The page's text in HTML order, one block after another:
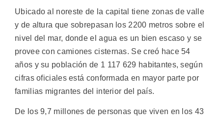
Ubicado al noreste de la capital tiene zonas de valle
y de altura que sobrepasan los 2200 metros sobre el
nivel del mar, donde el agua es un bien escaso y se
provee con camiones cisternas. Se creó hace 54
años y su población de 1 117 629 habitantes, según
cifras oficiales está conformada en mayor parte por
familias migrantes del interior del país.
De los 9,7 millones de personas que viven en los 43